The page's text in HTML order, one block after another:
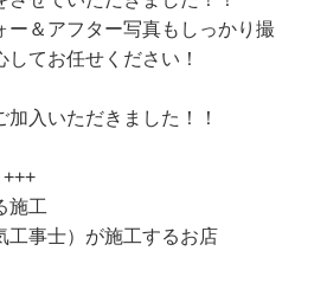
ー＆アフター写真もしっかり撮
てお任せください！
入いただきました！！
+++
施工
工事士）が施工するお店